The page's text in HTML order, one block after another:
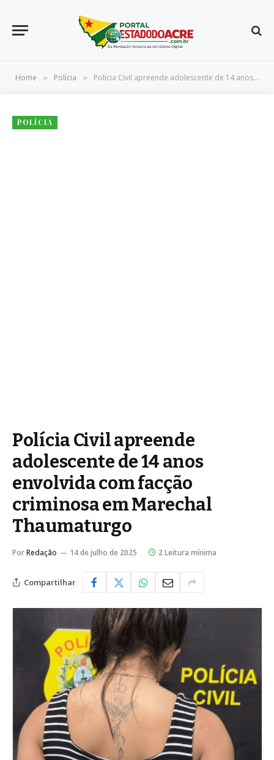
Home » Polícia » Polícia Civil apreende adolescente de 14 anos envolvida com facção criminosa em Marechal Thaumaturgo
POLÍCIA
Polícia Civil apreende
adolescente de 14 anos
envolvida com facção
criminosa em Marechal
Thaumaturgo
PorRedação 14 de julho de 2025 2 Leitura mínima
Compartilhar